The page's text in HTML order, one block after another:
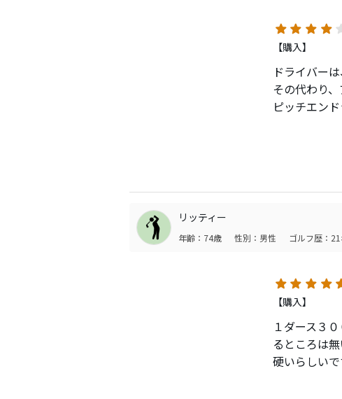
【購入】
ドライバー
その代わり
ピッチエン
さらには、
リッティー
年齢：74歳 性別：男性 ゴルフ歴：
【購入】
１ダース３
るところは無
硬いらしい